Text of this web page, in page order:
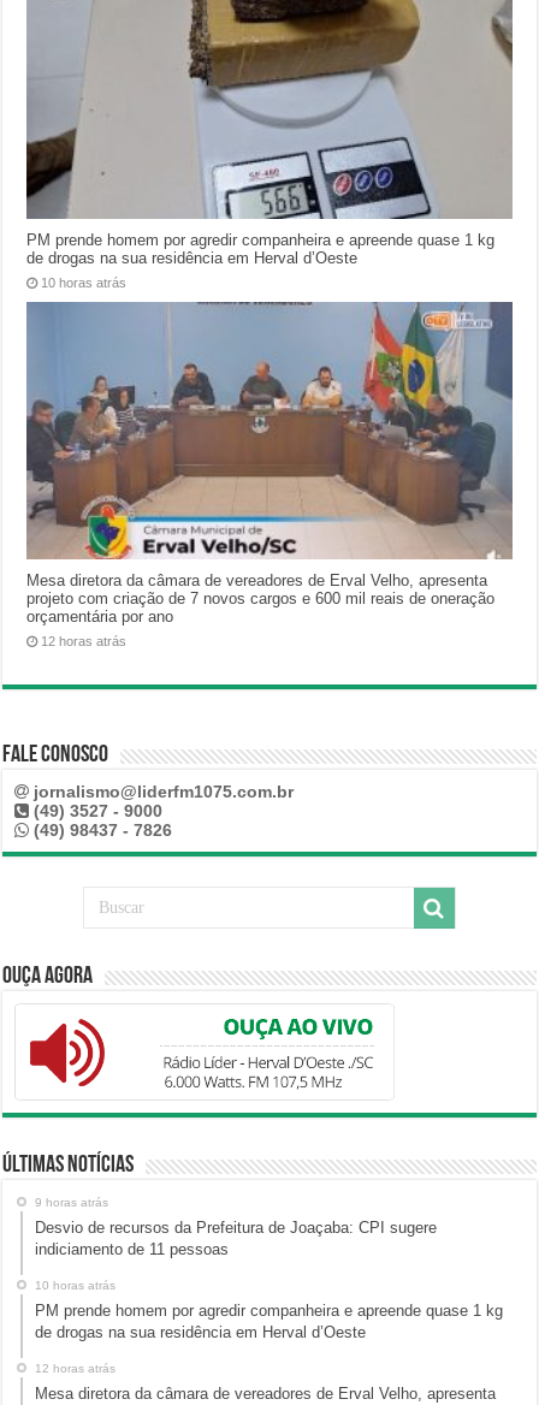
PM prende homem por agredir companheira e apreende quase 1 kg
de drogas na sua residência em Herval d’Oeste
10 horas atrás
Mesa diretora da câmara de vereadores de Erval Velho, apresenta
projeto com criação de 7 novos cargos e 600 mil reais de oneração
orçamentária por ano
12 horas atrás
Fale Conosco
jornalismo@liderfm1075.com.br
(49) 3527 - 9000
(49) 98437 - 7826
Ouça Agora
Últimas Notícias
9 horas atrás
Desvio de recursos da Prefeitura de Joaçaba: CPI sugere
indiciamento de 11 pessoas
10 horas atrás
PM prende homem por agredir companheira e apreende quase 1 kg
de drogas na sua residência em Herval d’Oeste
12 horas atrás
Mesa diretora da câmara de vereadores de Erval Velho, apresenta